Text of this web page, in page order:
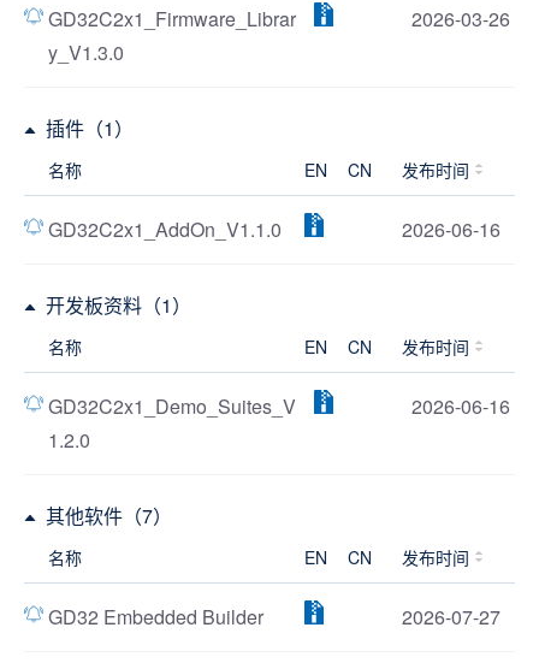
GD32C2x1_Firmware_Librar
y_V1.3.0
2026-03-26
插件（1）
名称 EN CN 发布时间
GD32C2x1_AddOn_V1.1.0 2026-06-16
开发板资料（1）
名称 EN CN 发布时间
GD32C2x1_Demo_Suites_V
1.2.0
2026-06-16
其他软件（7）
名称 EN CN 发布时间
GD32 Embedded Builder 2026-07-27